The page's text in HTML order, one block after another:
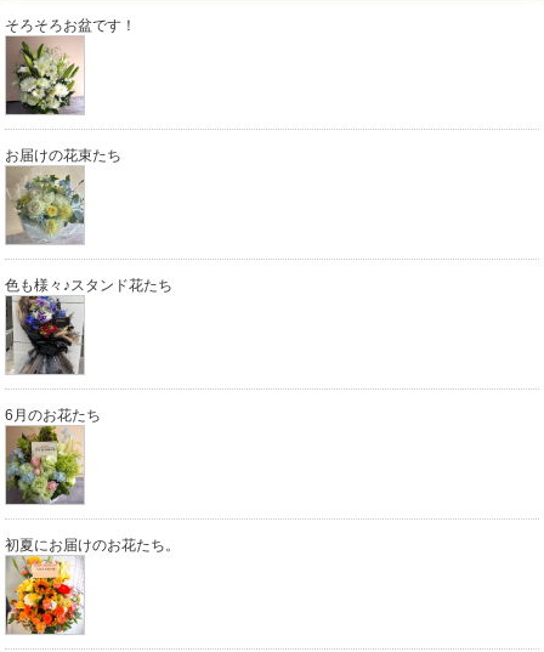
そろそろお盆です！
お届けの花束たち
色も様々♪スタンド花たち
6月のお花たち
初夏にお届けのお花たち。